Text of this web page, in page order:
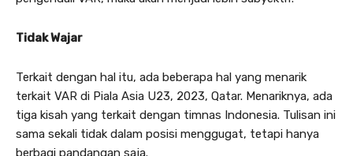
Tidak Wajar
Terkait dengan hal itu, ada beberapa hal yang menarik
terkait VAR di Piala Asia U23, 2023, Qatar. Menariknya, ada
tiga kisah yang terkait dengan timnas Indonesia. Tulisan ini
sama sekali tidak dalam posisi menggugat, tetapi hanya